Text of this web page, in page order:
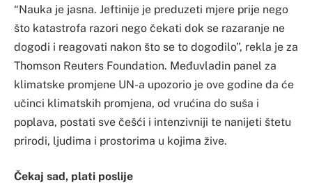
“Nauka je jasna. Jeftinije je preduzeti mjere prije nego
što katastrofa razori nego čekati dok se razaranje ne
dogodi i reagovati nakon što se to dogodilo”, rekla je za
Thomson Reuters Foundation. Međuvladin panel za
klimatske promjene UN-a upozorio je ove godine da će
učinci klimatskih promjena, od vrućina do suša i
poplava, postati sve češći i intenzivniji te nanijeti štetu
prirodi, ljudima i prostorima u kojima žive.
Čekaj sad, plati poslije